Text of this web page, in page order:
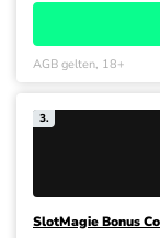
AGB gelten, 18+
3.
SlotMagie Bonus